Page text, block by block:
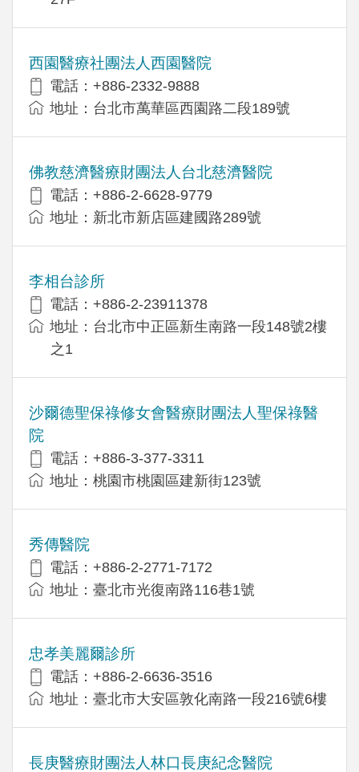
西園醫療社團法人西園醫院
電話：+886-2332-9888
地址：台北市萬華區西園路二段189號
佛教慈濟醫療財團法人台北慈濟醫院
電話：+886-2-6628-9779
地址：新北市新店區建國路289號
李相台診所
電話：+886-2-23911378
地址：台北市中正區新生南路一段148號2樓
之1
沙爾德聖保祿修女會醫療財團法人聖保祿醫
院
電話：+886-3-377-3311
地址：桃園市桃園區建新街123號
秀傳醫院
電話：+886-2-2771-7172
地址：臺北市光復南路116巷1號
忠孝美麗爾診所
電話：+886-2-6636-3516
地址：臺北市大安區敦化南路一段216號6樓
長庚醫療財團法人林口長庚紀念醫院